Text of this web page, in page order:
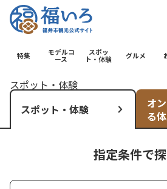
福井
特集
モデルコ
ース
スポッ
ト・体験
グルメ
スポット・体験
スポット・体験
オ
る
指定条件で